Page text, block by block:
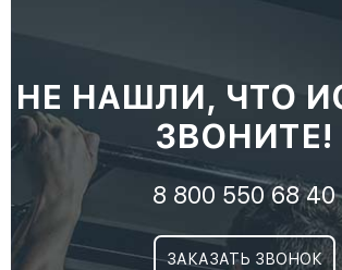
НЕ НАШЛИ, ЧТО
ЗВОНИТЕ!
8 800 550 68 40
ЗАКАЗАТЬ ЗВОНОК